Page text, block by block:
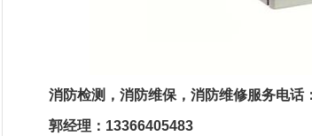
消防检测，消防维保，消防维修服务电话
郭经理：13366405483